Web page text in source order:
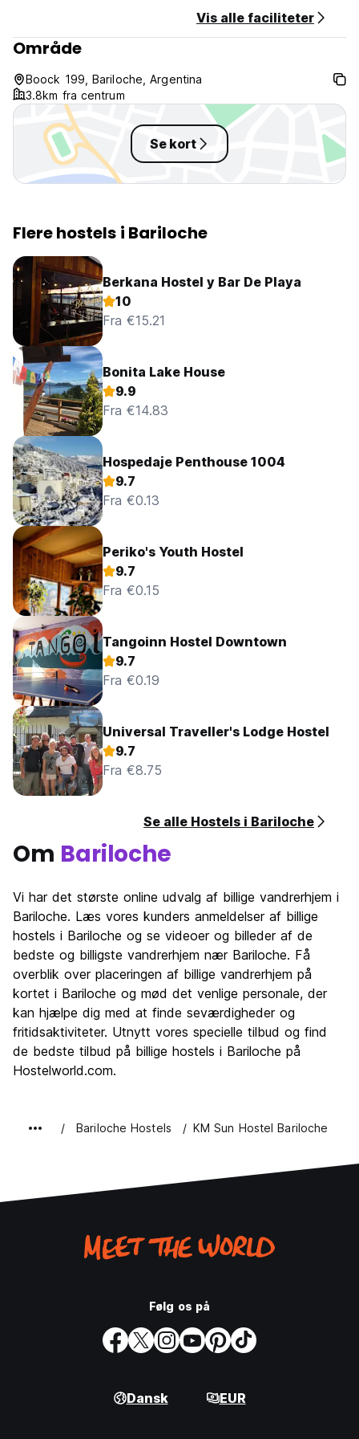
Depositum på 5 USD for nøglen, vil blive returneret ved
Vis alle faciliteter
Område
Boock 199, Bariloche, Argentina
3.8km fra centrum
Se kort
Flere hostels i Bariloche
Berkana Hostel y Bar De Playa
10
Fra €15.21
Bonita Lake House
9.9
Fra €14.83
Hospedaje Penthouse 1004
9.7
Fra €0.13
Periko's Youth Hostel
9.7
Fra €0.15
Tangoinn Hostel Downtown
9.7
Fra €0.19
Universal Traveller's Lodge Hostel
9.7
Fra €8.75
Se alle Hostels i Bariloche
Om Bariloche
Vi har det største online udvalg af billige vandrerhjem i
Bariloche. Læs vores kunders anmeldelser af billige
hostels i Bariloche og se videoer og billeder af de
bedste og billigste vandrerhjem nær Bariloche. Få
overblik over placeringen af billige vandrerhjem på
kortet i Bariloche og mød det venlige personale, der
kan hjælpe dig med at finde seværdigheder og
fritidsaktiviteter. Utnytt vores specielle tilbud og find
de bedste tilbud på billige hostels i Bariloche på
Hostelworld.com.
Bariloche Hostels KM Sun Hostel Bariloche
Følg os på
Dansk EUR